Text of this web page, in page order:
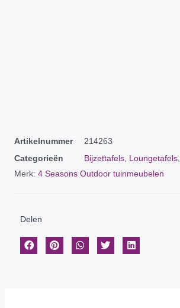
Artikelnummer
214263
Categorieën
Bijzettafels, Loungetafels,
Merk: 4 Seasons Outdoor tuinmeubelen
Delen